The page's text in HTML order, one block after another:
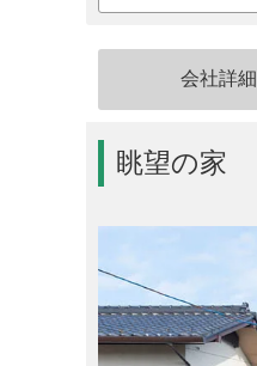
会社詳細
眺望の家